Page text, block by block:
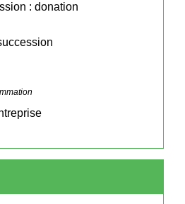
: donation